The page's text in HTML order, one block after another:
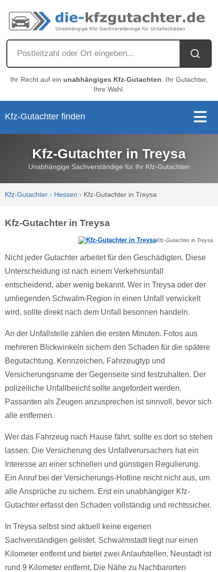
Ihr Recht auf ein unabhängiges Kfz-Gutachten . Ihr Gutachter,
Ihre Wahl.
Kfz-Gutachter finden
Kfz-Gutachter in Treysa
Unabhängige Sachverständige für Ihr Kfz-Gutachten
Kfz-Gutachter › Hessen › Kfz-Gutachter in Treysa
Kfz-Gutachter in Treysa
Kfz-Gutachter in Treysa
Nicht jeder Gutachter arbeitet für den Geschädigten. Diese
Unterscheidung ist nach einem Verkehrsunfall
entscheidend, aber wenig bekannt. Wer in Treysa oder der
umliegenden Schwalm-Region in einen Unfall verwickelt
wird, sollte direkt nach dem Unfall besonnen handeln.
An der Unfallstelle zählen die ersten Minuten. Fotos aus
mehreren Blickwinkeln sichern den Schaden für die spätere
Begutachtung. Kennzeichen, Fahrzeugtyp und
Versicherungsname der Gegenseite sind festzuhalten. Der
polizeiliche Unfallbericht sollte angefordert werden.
Passanten als Zeugen anzusprechen ist sinnvoll, bevor sich
alle entfernen.
Wer das Fahrzeug nach Hause fährt, sollte es dort so stehen
lassen. Die Versicherung des Unfallverursachers hat ein
Interesse an einer schnellen und günstigen Regulierung.
Ein Anruf bei der Versicherungs-Hotline reicht nicht aus, um
alle Ansprüche zu sichern. Erst ein unabhängiger Kfz-
Gutachter erfasst den Schaden vollständig und rechtssicher.
In Treysa selbst sind aktuell keine eigenen
Sachverständigen gelistet. Schwalmstadt liegt nur einen
Kilometer entfernt und bietet zwei Anlaufstellen. Neustadt ist
rund 9 Kilometer entfernt. Die Nähe zu Nachbarorten